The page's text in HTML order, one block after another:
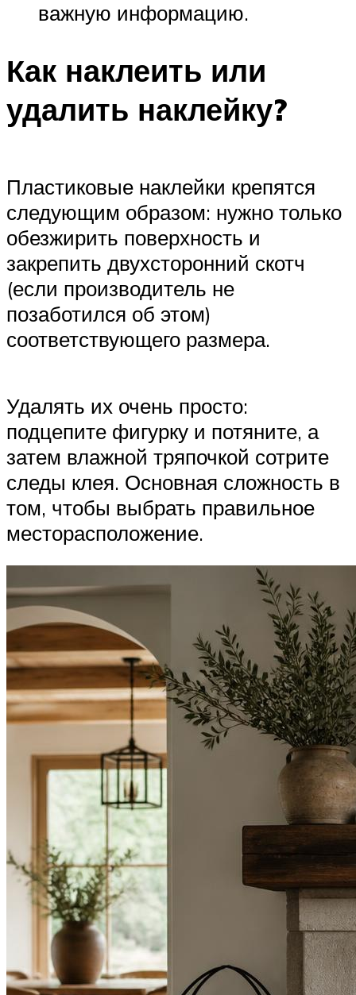
важную информацию.
Как наклеить или
удалить наклейку?
Пластиковые наклейки крепятся
следующим образом: нужно только
обезжирить поверхность и
закрепить двухсторонний скотч
(если производитель не
позаботился об этом)
соответствующего размера.
Удалять их очень просто:
подцепите фигурку и потяните, а
затем влажной тряпочкой сотрите
следы клея. Основная сложность в
том, чтобы выбрать правильное
месторасположение.